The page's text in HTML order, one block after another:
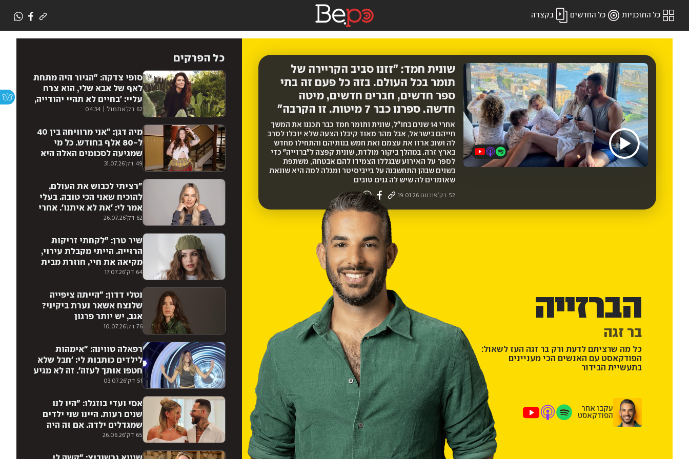
כל התוכניות כל החדשים בקצרה
כל הפרקים
62 דק' אתמול | 04:34
סופי צדקה: "הגיור היה מתחת
לאף של אבא שלי, הוא צרח
עליי: 'בחיים לא תהיי יהודייה,
לנצח תישארי השומרונית
עד יומו האחרון"
49 דק' 31.07.26
מיה דגן: "אני מרוויחה בין 40
ל-80 אלף בחודש. כל מי
שמגיעה לסכומים האלה היא
בהכרח מוכשרת
62 דק' 26.07.26
"רציתי לכבוש את העולם,
להוכיח שאני הכי טובה. בעלי
אמר לי: 'את לא איתנו'. אחרי
חצי שנה ג'וליה רוברטס באה"
64 דק' 17.07.26
שיר טרן: "לקחתי זריקות
הרזייה. הייתי מקבלת עירוי,
מקיאה את חיי, חוזרת מבית
החולים ולוקחת בבית עוד
76 דק' 10.07.26
נטלי דדון: "הייתה ציפייה
שלנצח אשאר נערת ביקיני?
אגב, יש יותר פרגון
כשמתפשטים אחרי גיל 40"
51 דק' 03.07.26
רפאלה טווינה: "אימהות
לילדים כותבות לי: 'חבל שלא
חטפו אותך לעזה'. זה לא מגיע
לי. אני לא מאחלת לגל לעבור
65 דק' 26.06.26
אסי ועדי בוזגלו: "היו לנו
שנים רעות. היינו שני ילדים
שמגדלים ילדה. אם זה היה
כמו היום, אנחנו גרושים מזמן.
ויתרנו"
שונית חמד: "זזנו סביב הקריירה של
תומר בכל העולם. בזה כל פעם זה בתי
ספר חדשים, חברים חדשים, מיטה
חדשה. ספרנו כבר 7 מיטות. זו הקרבה"
אחרי 14 שנים בחו"ל, שונית ותומר חמד כבר תכננו את המשך
חייהם בישראל, אבל מהר מאוד קיבלו הצעה שלא יוכלו לסרב
לה ושוב ארזו את עצמם ואת חמש בנותיהם והתחילו מחדש
בארץ זרה. במהלך ביקור מולדת, שונית קפצה ל"ברזייה" כדי
לספר על האירוע שבגללו הצמידו להם אבטחה, משתפת
בשנים שבהן התחשבנה על בייביסיטר ומגלה למה היא שונאת
שאומרים לה שיש לה גנים טובים
52 דק' פורסם 19.01.26
הברזייה
בר זגה
כל מה שרציתם לדעת ורק בר זגה העז לשאול:
הפודקאסט עם האנשים הכי מעניינים
בתעשיית הבידור
עקבו אחר
הפודקאסט